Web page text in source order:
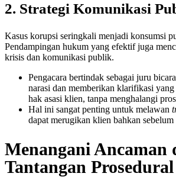
2. Strategi Komunikasi
Kasus korupsi seringkali menjadi konsumsi
Pendampingan hukum yang efektif juga
krisis dan komunikasi publik.
Pengacara bertindak sebagai juru
narasi dan memberikan klarifikasi yang
hak asasi klien, tanpa menghalangi
Hal ini sangat penting untuk melawan
dapat merugikan klien bahkan
Menangani Ancaman
Tantangan